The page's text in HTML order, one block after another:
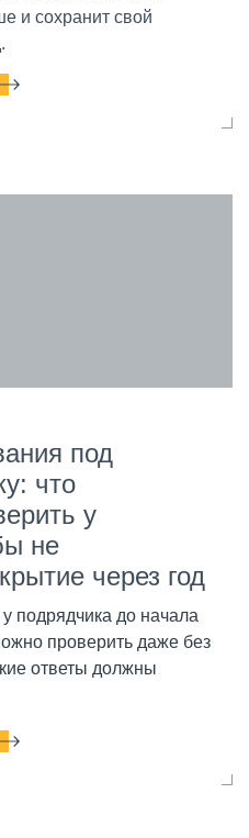
и сохранит свой
под
что
у
не
через год
подрядчика до начала
проверить даже без
ответы должны